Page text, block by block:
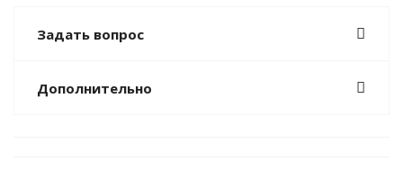
Задать вопрос
Дополнительно